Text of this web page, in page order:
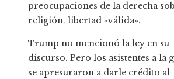
preocupaciones de la derecha
religión. libertad «válida».
Trump no mencionó la ley en su
discurso. Pero los asistentes a la
se apresuraron a darle crédito al